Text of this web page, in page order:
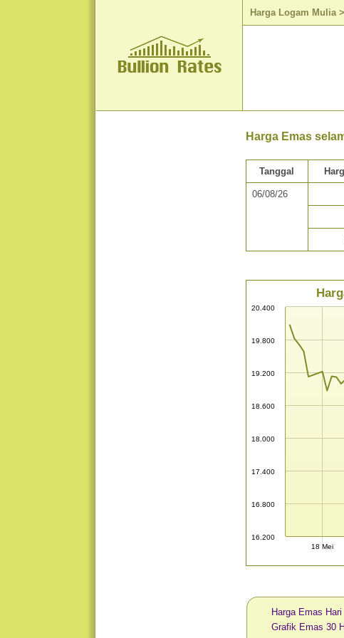
Harga Logam Mulia >
Harga Emas
Tanggal
06/08/26
16.200
16.800
17.400
18.000
18.600
19.200
19.800
20.400
18 Mei
Harga Emas
Grafik Emas 30